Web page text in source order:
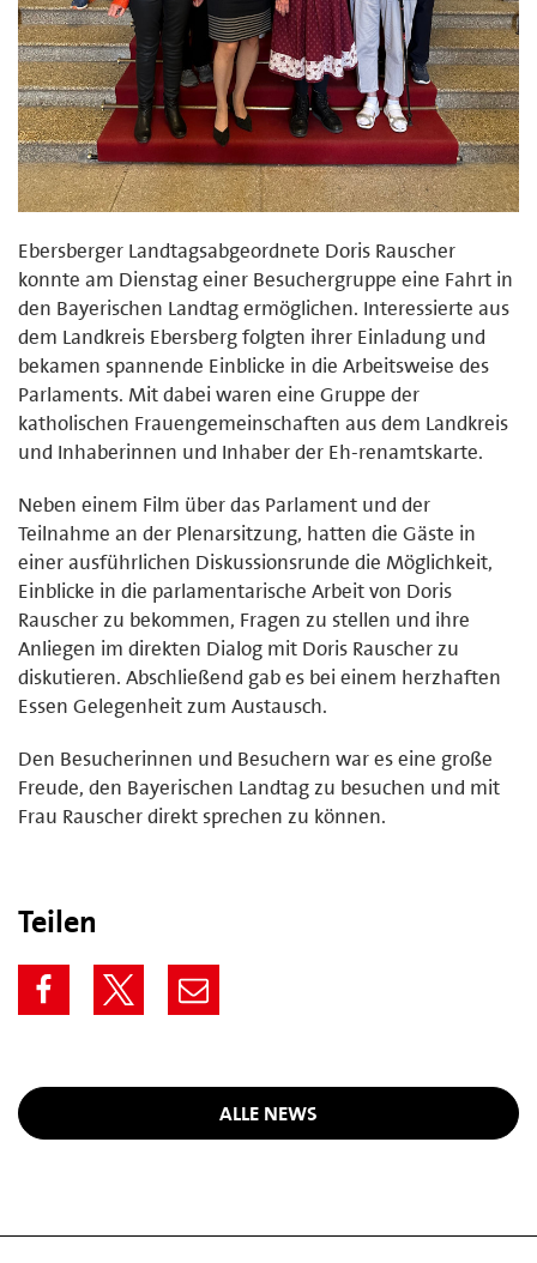
Ebersberger Landtagsabgeordnete Doris Rauscher
konnte am Dienstag einer Besuchergruppe eine Fahrt in
den Bayerischen Landtag ermöglichen. Interessierte aus
dem Landkreis Ebersberg folgten ihrer Einladung und
bekamen spannende Einblicke in die Arbeitsweise des
Parlaments. Mit dabei waren eine Gruppe der
katholischen Frauengemeinschaften aus dem Landkreis
und Inhaberinnen und Inhaber der Eh-renamtskarte.
Neben einem Film über das Parlament und der
Teilnahme an der Plenarsitzung, hatten die Gäste in
einer ausführlichen Diskussionsrunde die Möglichkeit,
Einblicke in die parlamentarische Arbeit von Doris
Rauscher zu bekommen, Fragen zu stellen und ihre
Anliegen im direkten Dialog mit Doris Rauscher zu
diskutieren. Abschließend gab es bei einem herzhaften
Essen Gelegenheit zum Austausch.
Den Besucherinnen und Besuchern war es eine große
Freude, den Bayerischen Landtag zu besuchen und mit
Frau Rauscher direkt sprechen zu können.
Teilen
ALLE NEWS